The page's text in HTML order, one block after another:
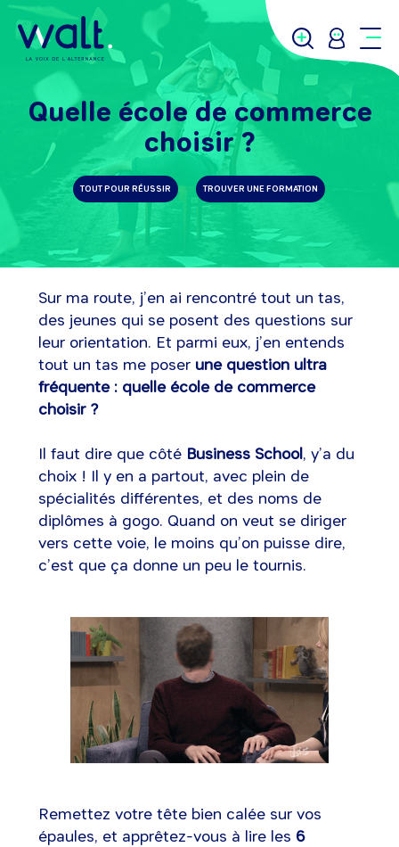
Quelle école de commerce
choisir ?
TOUT POUR RÉUSSIR TROUVER UNE FORMATION
Sur ma route, j’en ai rencontré tout un tas,
des jeunes qui se posent des questions sur
leur orientation. Et parmi eux, j’en entends
tout un tas me poserune question ultra
fréquente : quelle école de commerce
choisir ?
Il faut dire que côté Business School, y’a du
choix ! Il y en a partout, avec plein de
spécialités différentes, et des noms de
diplômes à gogo. Quand on veut se diriger
vers cette voie, le moins qu’on puisse dire,
c’est que ça donne un peu le tournis.
Remettez votre tête bien calée sur vos
épaules, et apprêtez-vous à lire les 6